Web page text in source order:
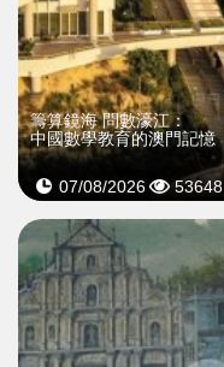
籌算鏡海 問數濠江：
中國數學教育的澳門記憶
07/08/2026 53648